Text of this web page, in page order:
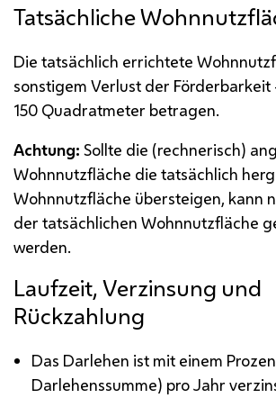
Tatsächliche
Die tatsächlich errichtete
sonstigem Verlust der Förderbarkeit
150 Quadratmeter betragen.
Achtung: Sollte die (rechnerisch)
Wohnnutzfläche die tatsächlich
Wohnnutzfläche übersteigen, kann
der tatsächlichen Wohnnutzfläche
werden.
Laufzeit, Verzinsung und
Rückzahlung
Das Darlehen ist mit einem
Darlehenssumme) pro Jahr